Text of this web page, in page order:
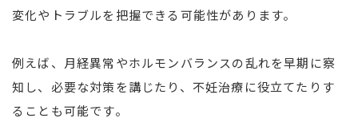
変化やトラブルを把握できる可能性があります。
例えば、月経異常やホルモンバランスの乱れを早期に察
知し、必要な対策を講じたり、不妊治療に役立てたりす
ることも可能です。